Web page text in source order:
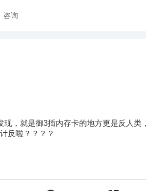
咨询
，就是御3插内存卡的地方更是反人类
反啦？？？？